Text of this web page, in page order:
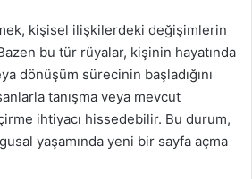
kişisel ilişkilerdeki değişimlerin
bu tür rüyalar, kişinin hayatında
dönüşüm sürecinin başladığını
tanışma veya mevcut
ihtiyacı hissedebilir. Bu durum,
yaşamında yeni bir sayfa açma